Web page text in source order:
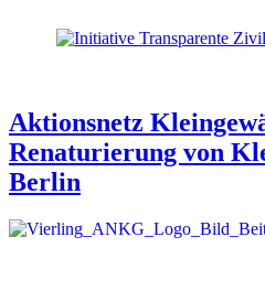
Aktionsnetz
Renaturierung von
Berlin